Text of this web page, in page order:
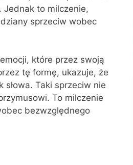
Jednak to milczenie,
sprzeciw wobec
które przez swoją
tę formę, ukazuje, że
Taki sprzeciw nie
To milczenie
bezwzględnego